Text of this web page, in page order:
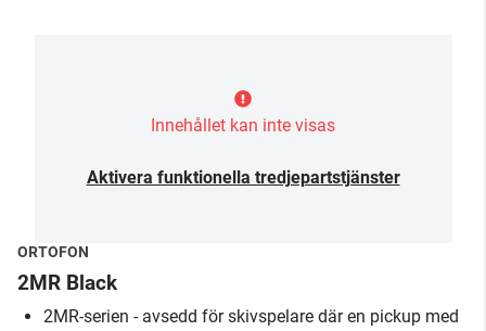
Innehållet kan inte visas
Aktivera funktionella tredjepartstjänster
ORTOFON
2MR Black
2MR-serien - avsedd för skivspelare där en pickup med